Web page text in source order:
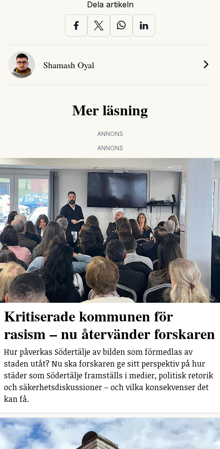
Dela artikeln
Shamash Oyal
Mer läsning
ANNONS
ANNONS
Kritiserade kommunen för
rasism – nu återvänder forskaren
Hur påverkas Södertälje av bilden som förmedlas av
staden utåt? Nu ska forskaren ge sitt perspektiv på hur
städer som Södertälje framställs i medier, politisk retorik
och säkerhetsdiskussioner – och vilka konsekvenser det
kan få.